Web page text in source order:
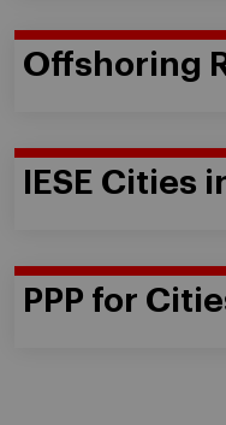
Offshoring
IESE Cities
PPP for